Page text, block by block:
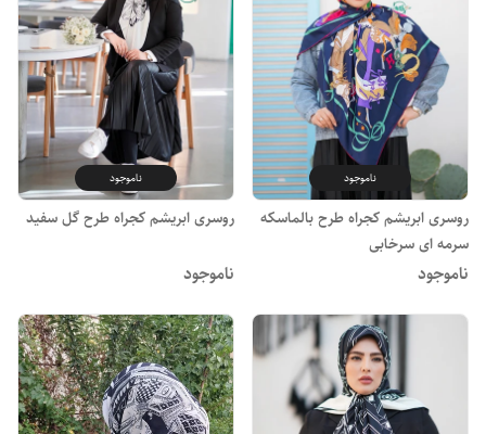
ناموجود
روسری ابریشم کجراه طرح بالماسکه
سرمه ای سرخابی
ناموجود
ناموجود
روسری ابریشم کجراه طرح گل سفید
ناموجود